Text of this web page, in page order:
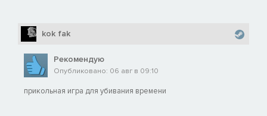
kok fak
Рекомендую
Опубликовано: 06 авг в 09:10
прикольная игра для убивания времени